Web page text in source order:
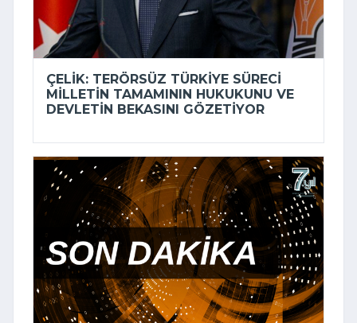
ÇELIK: TERÖRSÜZ TÜRKIYE SÜRECI
MILLETIN TAMAMININ HUKUKUNU VE
DEVLETIN BEKASINI GÖZETIYOR